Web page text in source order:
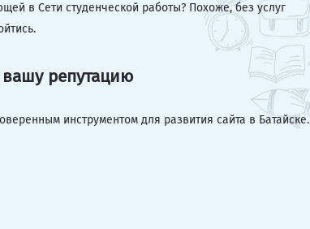
в Сети студенческой работы? Похоже, без услуг
вашу репутацию
инструментом для развития сайта в Батайске.